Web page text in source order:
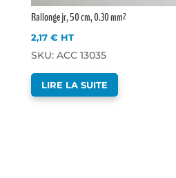
Rallonge jr, 50 cm, 0.30 mm²
2,17€ HT
SKU: ACC 13035
LIRE LA SUITE